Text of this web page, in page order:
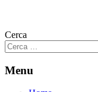
Cerca
Menu